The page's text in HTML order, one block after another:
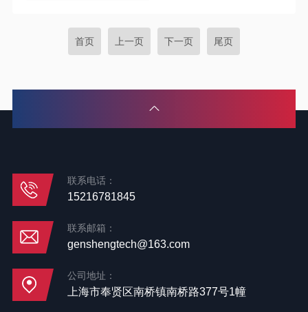
首页 上一页 下一页 尾页
联系电话：
15216781845
联系邮箱：
genshengtech@163.com
公司地址：
上海市奉贤区南桥镇南桥路377号1幢